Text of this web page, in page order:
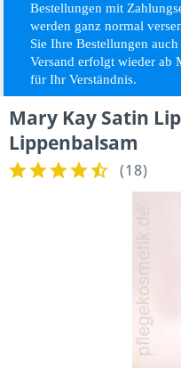
Bestellungen mit
werden ganz normal
SieIhreBestellungen
Versand erfolgt wieder ab
für Ihr Verständnis.
Mary Kay Satin
Lippenbalsam
(18)